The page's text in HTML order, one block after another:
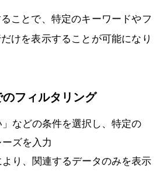
ことで、特定のキーワードやフ
けを表示することが可能になり
フィルタリング
」などの条件を選択し、特定の
ズを入力
り、関連するデータのみを表示